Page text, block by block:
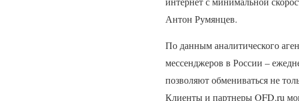
Антон Румянцев.
По данным аналитического
мессенджеров в России –
позволяют обмениваться не
Клиенты и партнерыOFD.ru